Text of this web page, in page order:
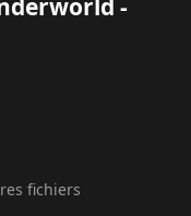
-
fichiers